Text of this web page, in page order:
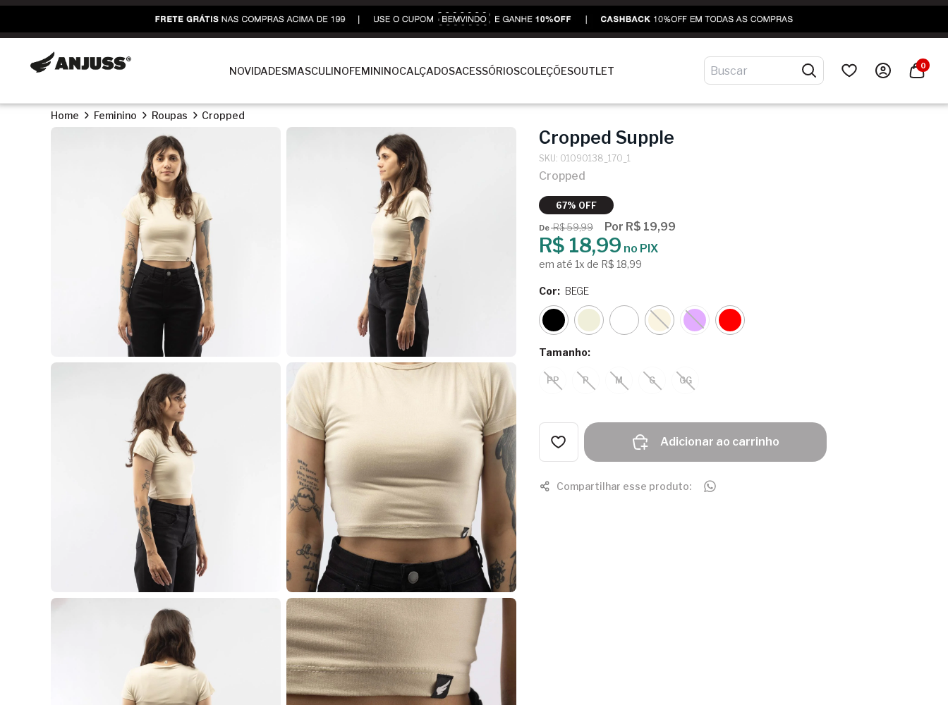
NOVIDADESMASCULINOFEMININOCALÇADOSACESSÓRIOSCOLEÇÕESOUTLET 0
Home Feminino Roupas Cropped
Cropped Supple
SKU: 01090138_170_1
Cropped
67% OFF
DeR$ 59,99 Por R$ 19,99
R$ 18,99 no PIX
em até 1x de R$ 18,99
Tamanho:
PP P M G GG
Cor: BEGE
Adicionar ao carrinho
Compartilhar esse produto: